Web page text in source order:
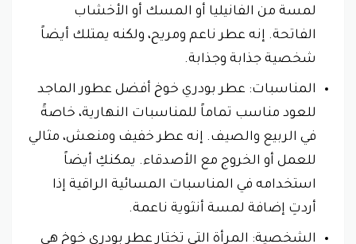
لمسة من الفانيليا أو المسك أو الأخشاب
الفاتحة. إنه عطر ناعم ومريح، ولكنه يمتلك أيضاً
شخصية جذابة وجذابة.
المناسبات: عطر بودري خوخ أفضل عطور الماجد
للعود مناسب تماماً للمناسبات النهارية، خاصةً
في الربيع والصيف. إنه عطر خفيف ومنعش، مثالي
للعمل أو الخروج مع الأصدقاء. يمكنكِ أيضاً
استخدامه في المناسبات المسائية الراقية إذا
أردتِ إضافة لمسة أنثوية ناعمة.
الشخصية: المرأة التي تختار عطر بودري خوخ هي